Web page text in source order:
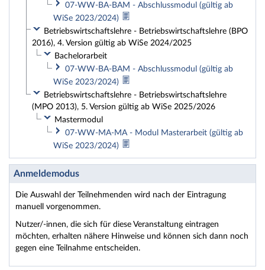
07-WW-BA-BAM - Abschlussmodul (gültig ab
WiSe 2023/2024)
Betriebswirtschaftslehre - Betriebswirtschaftslehre (BPO
2016), 4. Version gültig ab WiSe 2024/2025
Bachelorarbeit
07-WW-BA-BAM - Abschlussmodul (gültig ab
WiSe 2023/2024)
Betriebswirtschaftslehre - Betriebswirtschaftslehre
(MPO 2013), 5. Version gültig ab WiSe 2025/2026
Mastermodul
07-WW-MA-MA - Modul Masterarbeit (gültig ab
WiSe 2023/2024)
Anmeldemodus
Die Auswahl der Teilnehmenden wird nach der Eintragung
manuell vorgenommen.
Nutzer/-innen, die sich für diese Veranstaltung eintragen
möchten, erhalten nähere Hinweise und können sich dann noch
gegen eine Teilnahme entscheiden.